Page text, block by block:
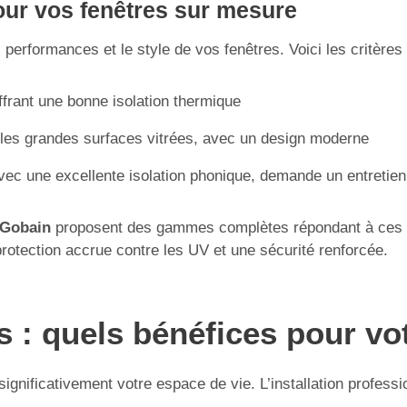
vos fenêtres sur mesure
et le style de vos fenêtres. Voici les
une bonne isolation thermique
grandes surfaces vitrées, avec un design moderne
une excellente isolation phonique, demande un
proposent des gammes complètes répondant à
accrue contre les UV et une sécurité renforcée.
: quels bénéfices pour
votre espace de vie. L’installation